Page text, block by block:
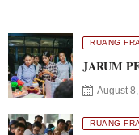
RUANG
JARUM
August
RUANG